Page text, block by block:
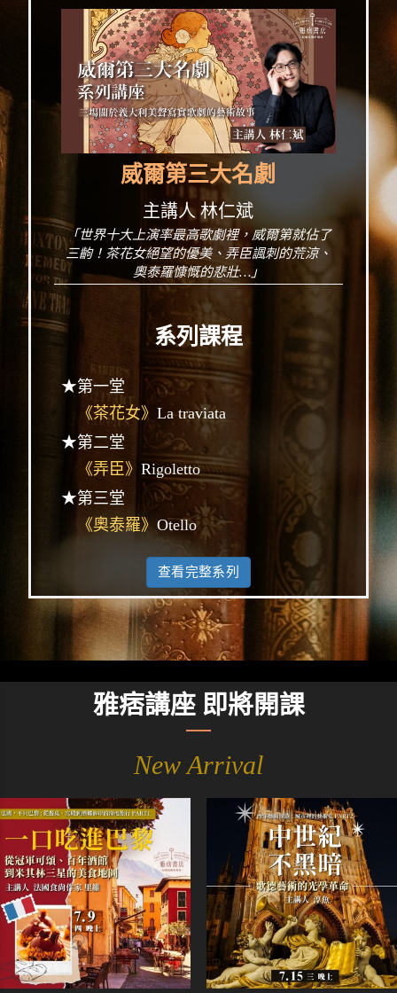
威爾第三大名劇
主講人 林仁斌
「世界十大上演率最高歌劇裡，威爾第就佔了
三齣！茶花女絕望的優美、弄臣諷刺的荒涼、
奧泰羅慷慨的悲壯…」
系列課程
★第一堂
《茶花女》 La traviata
★第二堂
《弄臣》 Rigoletto
★第三堂
《奧泰羅》 Otello
查看完整系列
雅痞講座 即將開課
New Arrival